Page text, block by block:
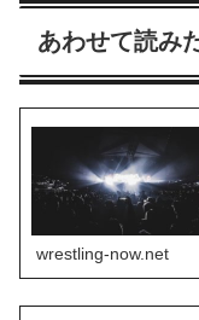
あわせて読み
wrestling-now.net